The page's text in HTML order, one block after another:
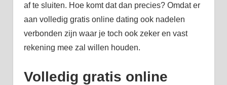
af te sluiten. Hoe komt dat dan precies? Omdat er
aan volledig gratis online dating ook nadelen
verbonden zijn waar je toch ook zeker en vast
rekening mee zal willen houden.
Volledig gratis online